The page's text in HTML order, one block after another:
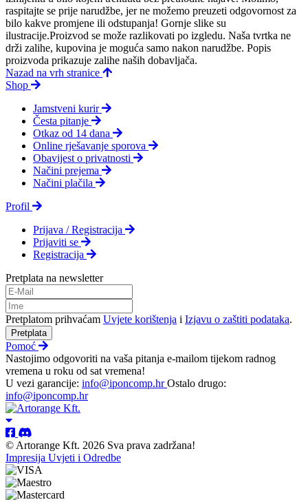
raspitajte se prije narudžbe, jer ne možemo preuzeti odgovornost za
bilo kakve promjene ili odstupanja! Gornje slike su
ilustracije.Proizvod se može razlikovati po izgledu. Naša tvrtka ne
drži zalihe, kupovina je moguća samo nakon narudžbe. Popis
proizvoda prikazuje zalihe naših dobavljača.
Nazad na vrh stranice
Shop
Jamstveni kurir
Česta pitanje
Otkaz od 14 dana
Online rješavanje sporova
Obavijest o privatnosti
Načini prejema
Načini plačila
Profil
Prijava / Registracija
Prijaviti se
Registracija
Pretplata na newsletter
Pretplatom prihvaćam Uvjete korištenja i Izjavu o zaštiti podataka.
Pretplata
Pomoć
Nastojimo odgovoriti na vaša pitanja e-mailom tijekom radnog
vremena u roku od sat vremena!
U vezi garancije: info@iponcomp.hrOstalo drugo:
info@iponcomp.hr
© Artorange Kft. 2026 Sva prava zadržana!
Impresija Uvjeti i Odredbe